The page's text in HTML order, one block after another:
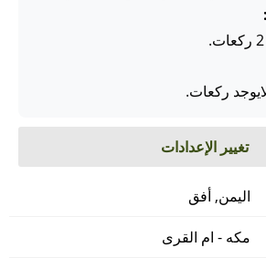
ركعات.
تغيير الإعدادات
اليمن, أفق
مكه - ام القرى